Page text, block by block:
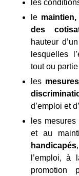
les
le
des
hauteur
lesquelles
tout ou
les
d’emploi et
les
et au
handicapés
l’emploi, à
promotion